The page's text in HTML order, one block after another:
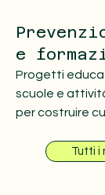
e
Progetti
scuole e
per costruire
Tutti i